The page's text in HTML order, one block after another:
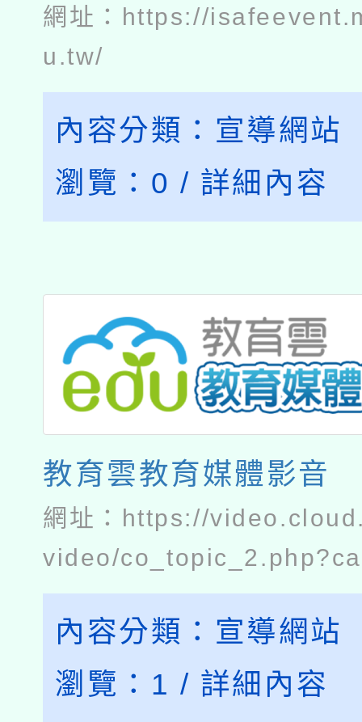
網址： https://
u.tw/
內容分類： 宣導網站
瀏覽： 0 / 詳細內容
教育雲教育媒體影音
網址：
https://
video/
內容分類： 宣導網站
瀏覽： 1 / 詳細內容